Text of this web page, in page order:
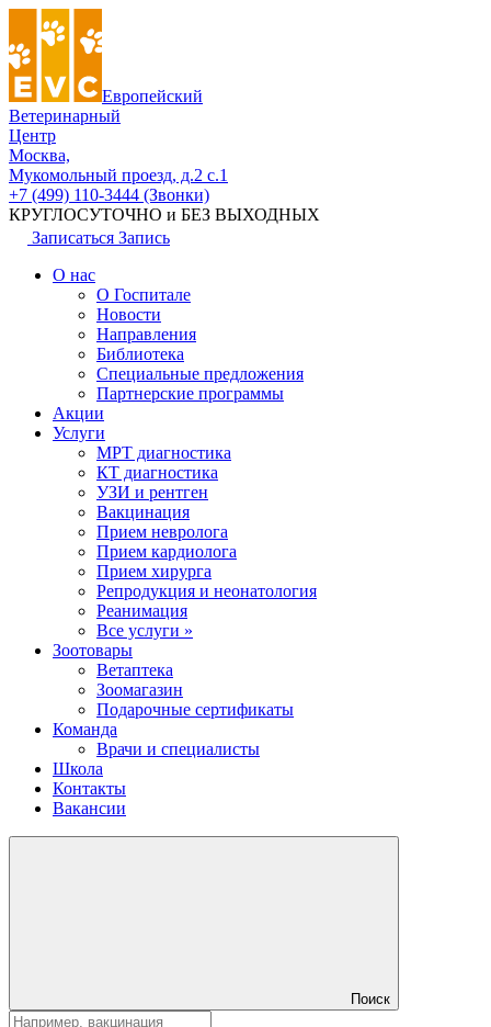
Европейский
Ветеринарный
Центр
Москва,
Мукомольный проезд, д.2 с.1
+7 (499) 110-3444 (Звонки)
КРУГЛОСУТОЧНО и БЕЗ ВЫХОДНЫХ
Записаться Запись
О нас
О Госпитале
Новости
Направления
Библиотека
Специальные предложения
Партнерские программы
Акции
Услуги
МРТ диагностика
КТ диагностика
УЗИ и рентген
Вакцинация
Прием невролога
Прием кардиолога
Прием хирурга
Репродукция и неонатология
Реанимация
Все услуги »
Зоотовары
Ветаптека
Зоомагазин
Подарочные сертификаты
Команда
Врачи и специалисты
Школа
Контакты
Вакансии
Поиск